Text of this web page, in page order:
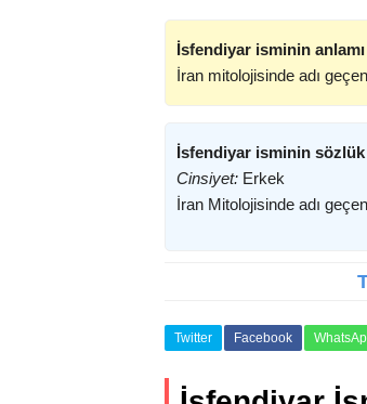
İsfendiyar isminin anlamı
İran mitolojisinde adı
İsfendiyar isminin sözlük
Cinsiyet: Erkek
İran Mitolojisinde adı
Twitter Facebook